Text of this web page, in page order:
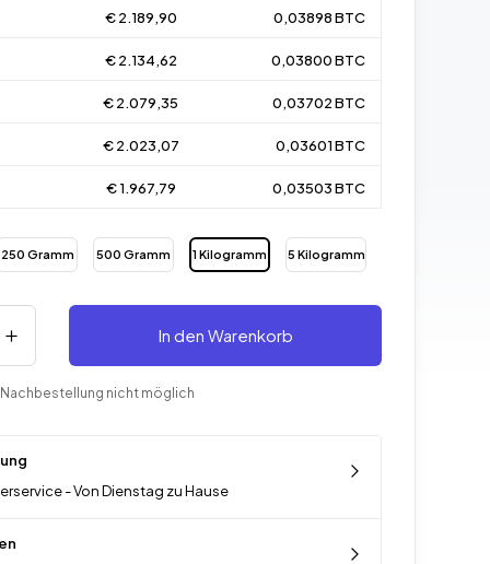
€ 2.189,90 0,03898 BTC
€ 2.134,62 0,03800 BTC
€ 2.079,35 0,03702 BTC
€ 2.023,07 0,03601 BTC
€ 1.967,79 0,03503 BTC
250 Gramm 500 Gramm 1 Kilogramm 5 Kilogramm
In den Warenkorb
nicht möglich
- Von Dienstag zu Hause